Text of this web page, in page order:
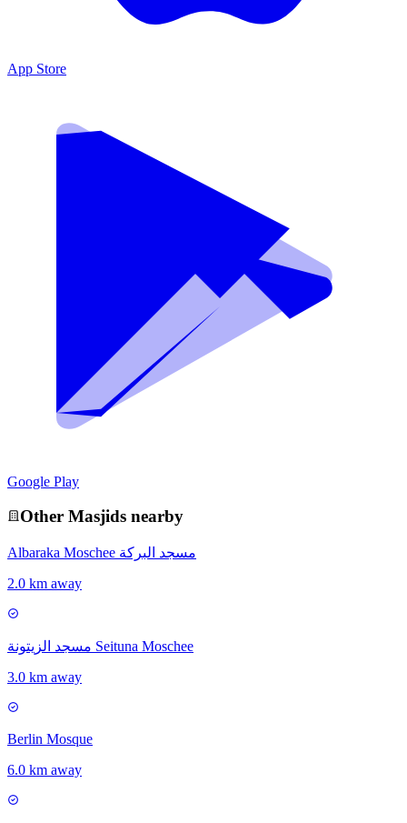
App Store
Google Play
Other Masjids nearby
Albaraka Moschee مسجد البركة
2.0 km away
مسجد الزيتونة Seituna Moschee
3.0 km away
Berlin Mosque
6.0 km away